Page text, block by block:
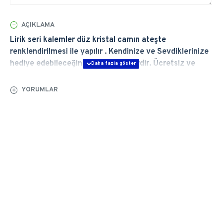
AÇIKLAMA
Lirik seri kalemler düz kristal camın ateşte
renklendirilmesi ile yapılır . Kendinize ve Sevdiklerinize
hediye edebileceğiniz en şık ürünlerdir. Ücretsiz ve
tıklayın.
YORUMLAR